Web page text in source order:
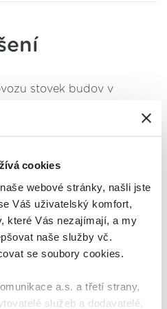
cookies
webové stránky, našli jste
Váš uživatelský komfort,
které Vás nezajímají, a my
naše služby vč.
se soubory cookies.
a.s. a třetí strany,
služeb a dodavatelé,
stovek budov v
je usnadněno postupným
z technických či
tradičními
pomocí bezdrátových